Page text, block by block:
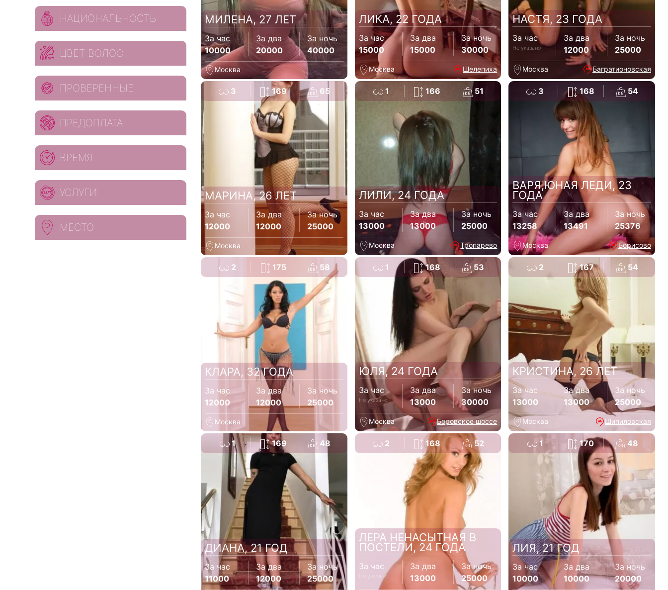
МИЛЕНА, 27 ЛЕТ
За час
10000
За два
20000
За ночь
40000
Москва
ЛИКА, 22 ГОДА
За час
15000
За два
15000
За ночь
30000
Москва Шелепиха
НАСТЯ, 23 ГОДА
За час
Не указано
За два
12000
За ночь
25000
Москва Багратионовская
3 169 65
МАРИНА, 26 ЛЕТ
За час
12000
За два
12000
За ночь
25000
Москва
1 166 51
ЛИЛИ, 24 ГОДА
За час
13000
За два
13000
За ночь
25000
Москва Тропарево
3 168 54
ВАРЯ,ЮНАЯ ЛЕДИ, 23
ГОДА
За час
13258
За два
13491
За ночь
25376
Москва Борисово
2 175 58
КЛАРА, 32 ГОДА
За час
12000
За два
12000
За ночь
25000
Москва
1 168 53
ЮЛЯ, 24 ГОДА
За час
Не указано
За два
13000
За ночь
30000
Москва Боровское шоссе
2 167 54
КРИСТИНА, 26 ЛЕТ
За час
13000
За два
13000
За ночь
25000
Москва Шипиловская
1 169 48
ДИАНА, 21 ГОД
За час
11000
За два
12000
За ночь
25000
2 168 52
ЛЕРА НЕНАСЫТНАЯ В
ПОСТЕЛИ, 24 ГОДА
За час
Не указано
За два
13000
За ночь
25000
1 170 48
ЛИЯ, 21 ГОД
За час
10000
За два
10000
За ночь
20000
НАЦИОНАЛЬНОСТЬ
ЦВЕТ ВОЛОС
ПРОВЕРЕННЫЕ
ПРЕДОПЛАТА
ВРЕМЯ
УСЛУГИ
МЕСТО